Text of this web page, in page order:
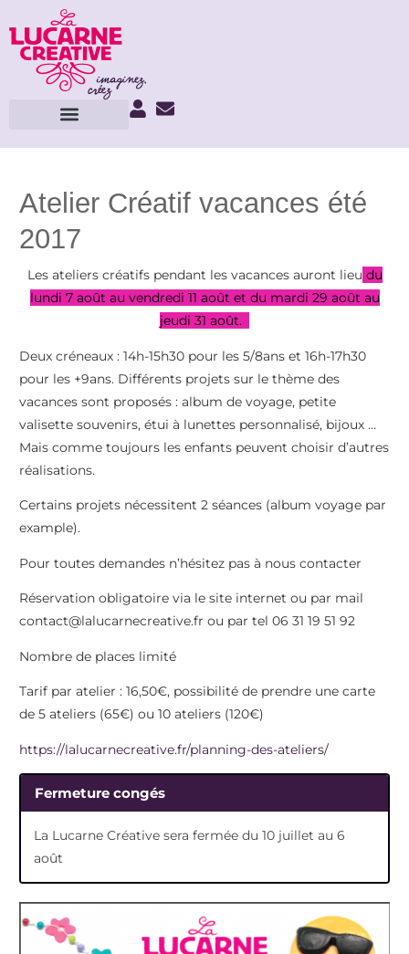
Atelier Créatif vacances été
2017
Les ateliers créatifs pendant les vacances auront lieu du
lundi 7 août au vendredi 11 août et du mardi 29 août au
jeudi 31 août.
Deux créneaux : 14h-15h30 pour les 5/8ans et 16h-17h30
pour les +9ans. Différents projets sur le thème des
vacances sont proposés : album de voyage, petite
valisette souvenirs, étui à lunettes personnalisé, bijoux …
Mais comme toujours les enfants peuvent choisir d’autres
réalisations.
Certains projets nécessitent 2 séances (album voyage par
example).
Pour toutes demandes n’hésitez pas à nous contacter
Réservation obligatoire via le site internet ou par mail
contact@lalucarnecreative.fr ou par tel 06 31 19 51 92
Nombre de places limité
Tarif par atelier : 16,50€, possibilité de prendre une carte
de 5 ateliers (65€) ou 10 ateliers (120€)
https://lalucarnecreative.fr/planning-des-ateliers/
Fermeture congés
La Lucarne Créative sera fermée du 10 juillet au 6
août